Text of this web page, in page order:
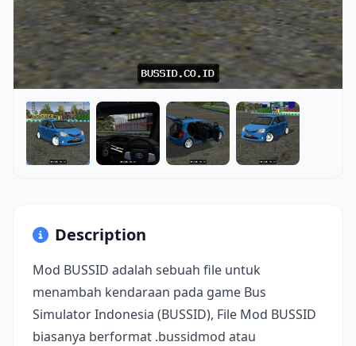
Description
Mod BUSSID adalah sebuah file untuk
menambah kendaraan pada game Bus
Simulator Indonesia (BUSSID), File Mod BUSSID
biasanya berformat .bussidmod atau